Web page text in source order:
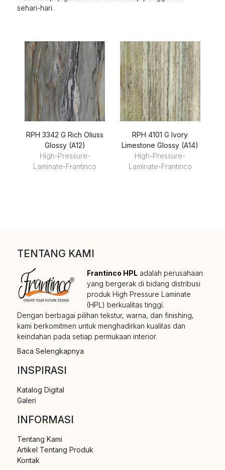
sehari-hari.
RPH 3342 G Rich Oliuss
Glossy (A12)
High-Pressure-
Laminate-Frantinco
RPH 4101 G Ivory
Limestone Glossy (A14)
High-Pressure-
Laminate-Frantinco
TENTANG KAMI
Frantinco HPL adalah perusahaan
yang bergerak di bidang distribusi
produk High Pressure Laminate
(HPL) berkualitas tinggi.
Dengan berbagai pilihan tekstur, warna, dan finishing,
kami berkomitmen untuk menghadirkan kualitas dan
keindahan pada setiap permukaan interior.
Baca Selengkapnya
INSPIRASI
Katalog Digital
Galeri
INFORMASI
Tentang Kami
Artikel Tentang Produk
Kontak